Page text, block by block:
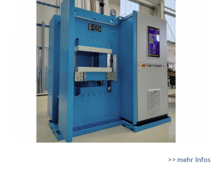
>> mehr Infos